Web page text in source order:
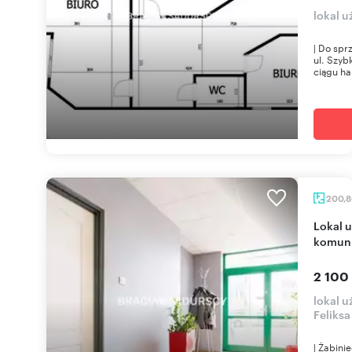
lokal
| Do
ul.
ciągu
Lokal użytkowy 200,8 m² w Krakowie (blisko
2 100
lokal
|